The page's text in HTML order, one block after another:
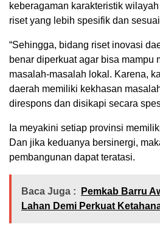
keberagaman karakteristik
riset yang lebih spesifik dan
“Sehingga, bidang riset inovasi
benar diperkuat agar bisa mampu
masalah-masalah lokal. Karena,
daerah memiliki kekhasan
direspons dan disikapi secara
Ia meyakini setiap provinsi
Dan jika keduanya bersinergi,
pembangunan dapat teratasi.
Baca Juga :
Pemkab Barru
Lahan Demi Perkuat